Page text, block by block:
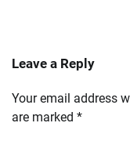
Leave a Reply
Your email address
are marked *